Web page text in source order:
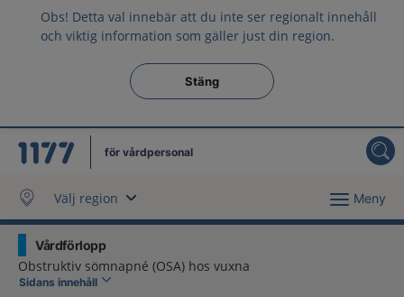
Obs! Detta val innebär att du inte ser regionalt innehåll
och viktig information som gäller just din region.
Stäng regionsväljaren
Stäng
för vårdpersonal
Välj region Meny
Vårdförlopp
Obstruktiv sömnapné (OSA) hos vuxna
Sidans innehåll